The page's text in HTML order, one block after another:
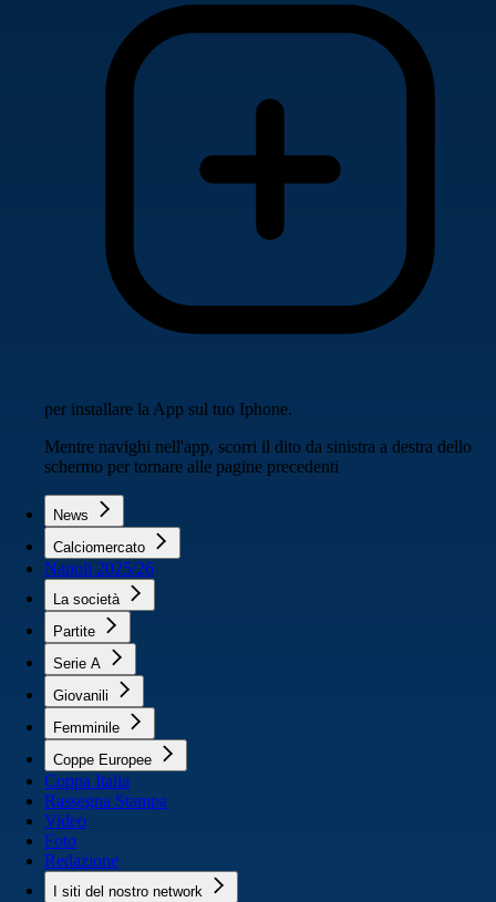
per installare la App sul tuo Iphone.
Mentre navighi nell'app, scorri il dito da sinistra a destra dello
schermo per tornare alle pagine precedenti
News
Calciomercato
Napoli 2025/26
La società
Partite
Serie A
Giovanili
Femminile
Coppe Europee
Coppa Italia
Rassegna Stampa
Video
Foto
Redazione
I siti del nostro network